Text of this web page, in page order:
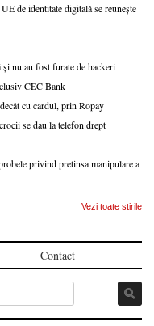
de identitate digitală se reunește
nu au fost furate de hackeri
CEC Bank
cu cardul, prin Ropay
se dau la telefon drept
privind pretinsa manipulare a
Vezi toate stirile
Contact